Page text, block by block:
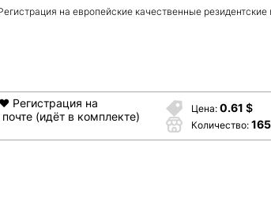
на европейские качественные
Регистрация на
(идёт в комплекте)
Цена 0.61 $
Количество 165